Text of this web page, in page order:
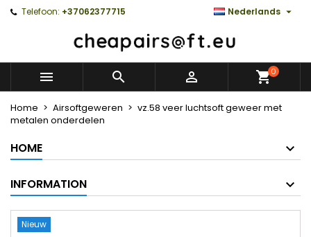
Telefoon: +37062377715 Nederlands 
   0
Home Airsoftgeweren
vz.58 veer luchtsoft geweer met
metalen onderdelen
HOME
INFORMATION
Nieuw